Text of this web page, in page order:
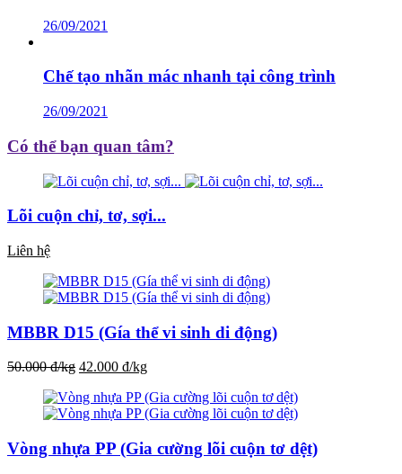
26/09/2021
Chế tạo nhãn mác nhanh tại công trình
26/09/2021
Có thể bạn quan tâm?
Lõi cuộn chỉ, tơ, sợi...
Liên hệ
MBBR D15 (Gía thể vi sinh di động)
50.000 đ/kg 42.000 đ/kg
Vòng nhựa PP (Gia cường lõi cuộn tơ dệt)